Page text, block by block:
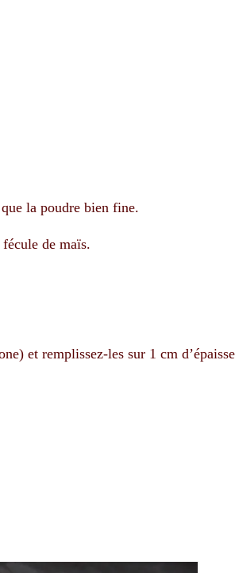
la poudre bien fine.
de maïs.
et remplissez-les sur 1 cm